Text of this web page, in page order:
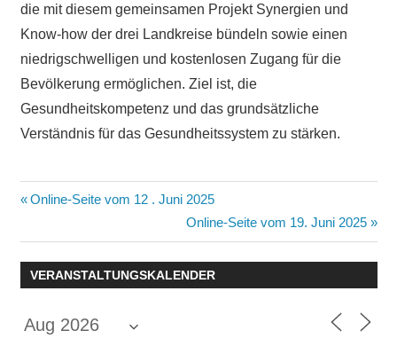
die mit diesem gemeinsamen Projekt Synergien und
Know-how der drei Landkreise bündeln sowie einen
niedrigschwelligen und kostenlosen Zugang für die
Bevölkerung ermöglichen. Ziel ist, die
Gesundheitskompetenz und das grundsätzliche
Verständnis für das Gesundheitssystem zu stärken.
Beitragsnavigation
Vorheriger
Online-Seite vom 12 . Juni 2025
Nächster
Beitrag:
Online-Seite vom 19. Juni 2025
VERANSTALTUNGSKALENDER